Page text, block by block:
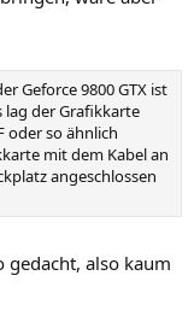
Geforce 9800 GTX ist
lag der Grafikkarte
oder so ähnlich
mit dem Kabel an
angeschlossen
gedacht, also kaum